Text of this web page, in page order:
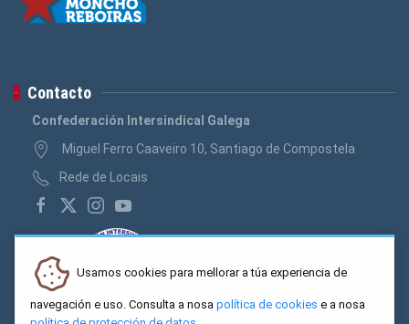
Contacto
Confederación Intersindical Galega
Miguel Ferro Caaveiro 10, Santiago de Compostela
Rede de Locais
Usamos cookies para mellorar a túa experiencia de
navegación e uso. Consulta a nosa política de cookies e a nosa